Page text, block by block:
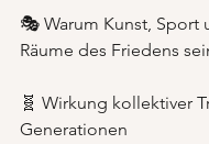
🎭 Warum Kunst, Sport
Räume des Friedens
🧬 Wirkung kollektiver
Generationen